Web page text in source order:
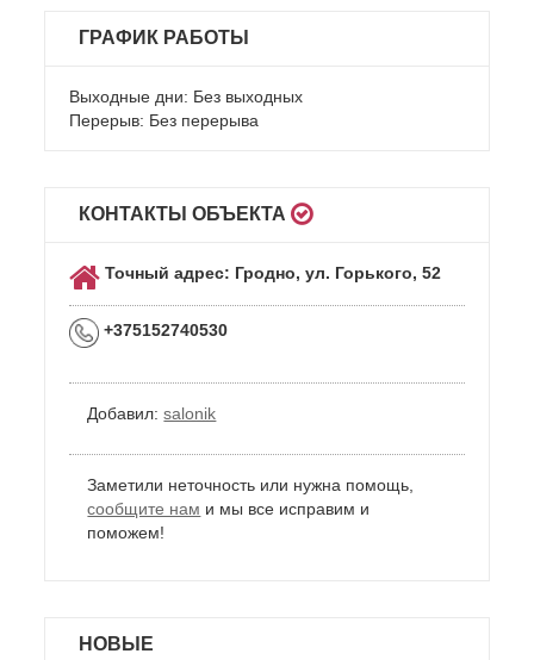
ГРАФИК РАБОТЫ
Выходные дни: Без выходных
Перерыв: Без перерыва
КОНТАКТЫ ОБЪЕКТА
Точный адрес: Гродно, ул. Горького, 52
+375152740530
Добавил: salonik
Заметили неточность или нужна помощь,
сообщите нам и мы все исправим и
поможем!
НОВЫЕ